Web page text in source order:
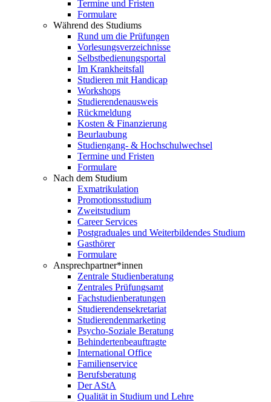
Termine und Fristen
Formulare
Während des Studiums
Rund um die Prüfungen
Vorlesungsverzeichnisse
Selbstbedienungsportal
Im Krankheitsfall
Studieren mit Handicap
Workshops
Studierendenausweis
Rückmeldung
Kosten & Finanzierung
Beurlaubung
Studiengang- & Hochschulwechsel
Termine und Fristen
Formulare
Nach dem Studium
Exmatrikulation
Promotionsstudium
Zweitstudium
Career Services
Postgraduales und Weiterbildendes Studium
Gasthörer
Formulare
Ansprechpartner*innen
Zentrale Studienberatung
Zentrales Prüfungsamt
Fachstudienberatungen
Studierendensekretariat
Studierendenmarketing
Psycho-Soziale Beratung
Behindertenbeauftragte
International Office
Familienservice
Berufsberatung
Der AStA
Qualität in Studium und Lehre